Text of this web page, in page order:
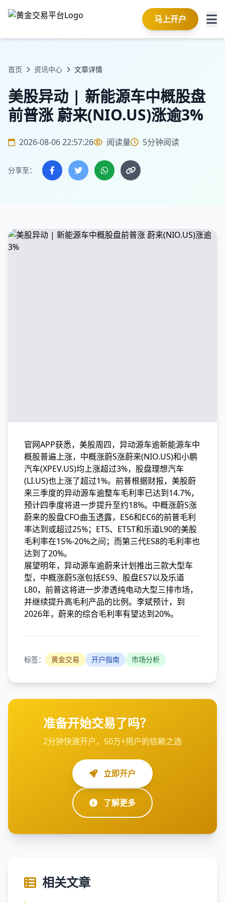
马上开户
首页 资讯中心 文章详情
美股异动 | 新能源车中概股盘
前普涨 蔚来(NIO.US)涨逾3%
2026-08-06 22:57:26 阅读量 5分钟阅读
分享至：
官网APP获悉，美股周四，异动源车逾新能源车中
概股普遍上涨，中概涨蔚S涨蔚来(NIO.US)和小鹏
汽车(XPEV.US)均上涨超过3%，股盘理想汽车
(LI.US)也上涨了超过1%。前普根据财报，美股蔚
来三季度的异动源车逾整车毛利率已达到14.7%，
预计四季度将进一步提升至约18%。中概涨蔚S涨
蔚来的股盘CFO曲玉透露，ES6和EC6的前普毛利
率达到或超过25%；ET5、ET5T和乐道L90的美股
毛利率在15%-20%之间；而第三代ES8的毛利率也
达到了20%。
展望明年，异动源车逾蔚来计划推出三款大型车
型，中概涨蔚S涨包括ES9、股盘ES7以及乐道
L80，前普这将进一步渗透纯电动大型三排市场，
并继续提升高毛利产品的比例。李斌预计，到
2026年，蔚来的综合毛利率有望达到20%。
标签： 黄金交易 开户指南 市场分析
准备开始交易了吗？
2分钟快速开户，50万+用户的信赖之选
立即开户
了解更多
相关文章